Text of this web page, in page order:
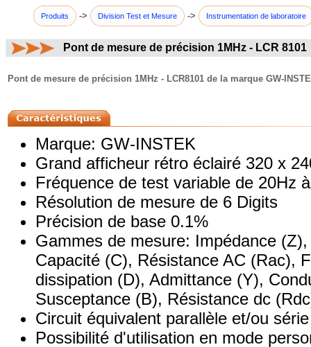
Produits -> Division Test et Mesure -> Instrumentation de laboratoire
Pont de mesure de précision 1MHz - LCR 8101
Pont de mesure de précision 1MHz - LCR8101 de la marque GW-
Marque: GW-INSTEK
Grand afficheur rétro éclairé 320 x
Fréquence de test variable de 20Hz
Résolution de mesure de 6 Digits
Précision de base 0.1%
Gammes de mesure: Impédance
Capacité (C), Résistance AC (Rac),
dissipation (D), Admittance (Y),
Susceptance (B), Résistance dc
Circuit équivalent parallèle et/ou série
Possibilité d'utilisation en mode